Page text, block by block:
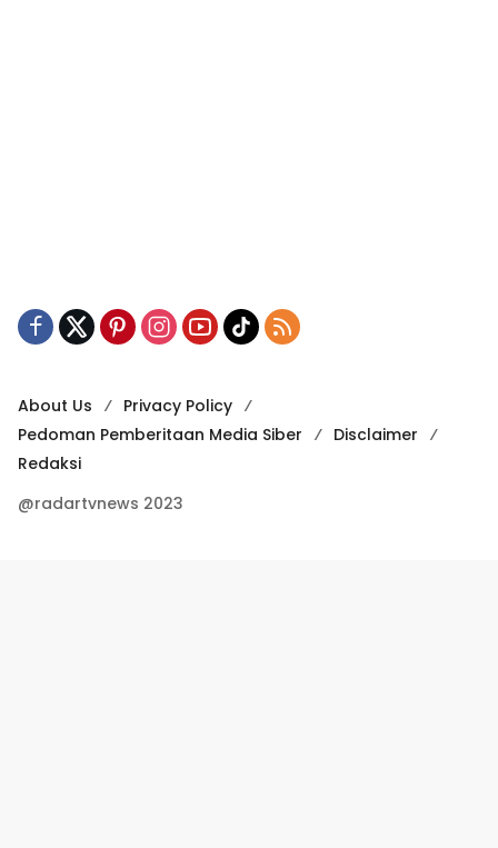
About Us
Privacy Policy
Pedoman Pemberitaan Media Siber
Disclaimer
Redaksi
@radartvnews 2023